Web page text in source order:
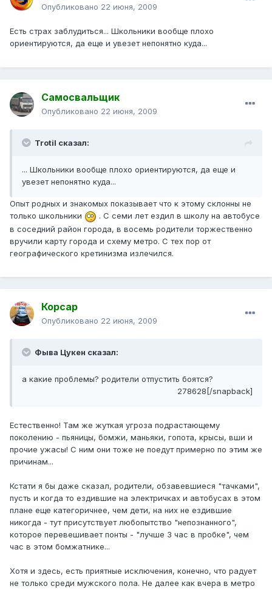
Опубликовано 22 июня, 2009
Есть страх заблудиться... Школьники вообще плохо
ориентируются, да еще и увезет непонятно куда...
Самосвальщик
Опубликовано 22 июня, 2009
Trotil сказал:
... Школьники вообще плохо ориентируются, да еще и
увезет непонятно куда...
Опыт родных и знакомых показывает что к этому склонны не
только школьники
. С семи лет ездил в школу на автобусе
в соседний район города, в восемь родители торжественно
вручили карту города и схему метро. С тех пор от
географического кретинизма излечился.
Корсар
Опубликовано 22 июня, 2009
Фыва Цукен сказал:
а какие проблемы? родители отпустить боятся?
278628[/snapback]
Естественно! Там же жуткая угроза подрастающему
поколению - пьяницы, бомжи, маньяки, гопота, крысы, вши и
прочие ужасы! С ним они тоже не поедут примерно по этим же
причинам...
Кстати я бы даже сказал, родители, обзавевшиеся "тачками",
пусть и когда то ездившие на электричках и автобусах в этом
плане еще категоричнее, чем дети, на них не ездившие
никогда - тут присутствует любопытство "непознанного",
которое перевешивает понты - "лучше 3 час в пробке", чем
час в этом бомжатнике...
Хотя и здесь, есть приятные исключения, конечно, что радует
не только среди мужского пола. Не далее как вчера в метро